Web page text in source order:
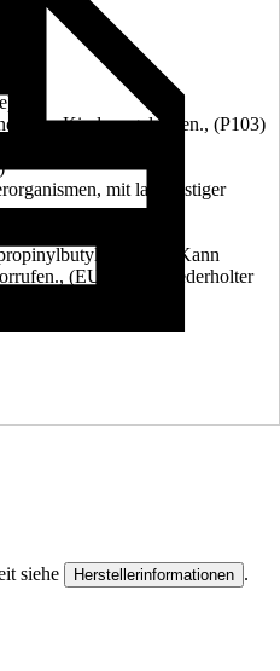
von Kindern gelangen., (P103)
lesen.
mit langfristiger
(EUH-Sätze)
Kann
(EUH066) Wiederholter
rissiger Haut führen.
siehe Herstellerinformationen .